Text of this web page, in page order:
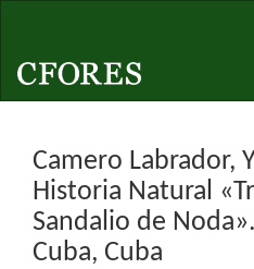
principal
Barra
Camero Labrador,
Historia Natural
Sandalio de
Cuba, Cuba